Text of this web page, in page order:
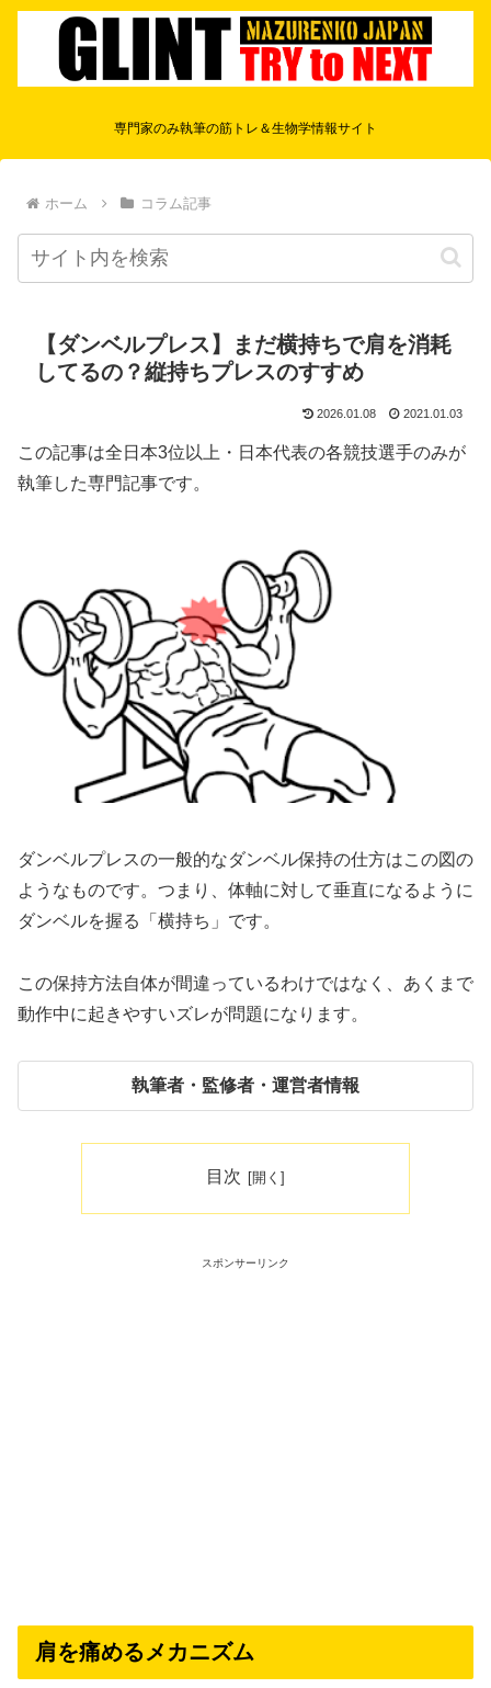
専門家のみ執筆の筋トレ＆生物学情報サイト
ホーム コラム記事
【ダンベルプレス】まだ横持ちで肩を消耗
してるの？縦持ちプレスのすすめ
2026.01.08 2021.01.03
この記事は全日本3位以上・日本代表の各競技選手のみが
執筆した専門記事です。
ダンベルプレスの一般的なダンベル保持の仕方はこの図の
ようなものです。つまり、体軸に対して垂直になるように
ダンベルを握る「横持ち」です。
この保持方法自体が間違っているわけではなく、あくまで
動作中に起きやすいズレが問題になります。
執筆者・監修者・運営者情報
目次
スポンサーリンク
肩を痛めるメカニズム